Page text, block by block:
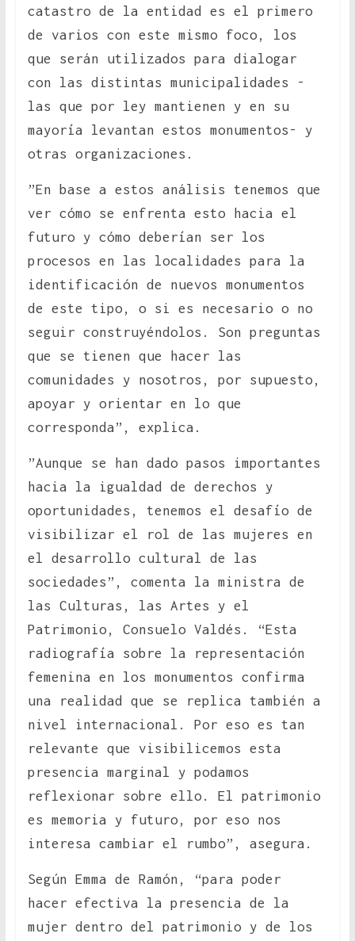
catastro de la entidad es el primero
de varios con este mismo foco, los
que serán utilizados para dialogar
con las distintas municipalidades -
las que por ley mantienen y en su
mayoría levantan estos monumentos- y
otras organizaciones.
”En base a estos análisis tenemos que
ver cómo se enfrenta esto hacia el
futuro y cómo deberían ser los
procesos en las localidades para la
identificación de nuevos monumentos
de este tipo, o si es necesario o no
seguir construyéndolos. Son preguntas
que se tienen que hacer las
comunidades y nosotros, por supuesto,
apoyar y orientar en lo que
corresponda”, explica.
”Aunque se han dado pasos importantes
hacia la igualdad de derechos y
oportunidades, tenemos el desafío de
visibilizar el rol de las mujeres en
el desarrollo cultural de las
sociedades”, comenta la ministra de
las Culturas, las Artes y el
Patrimonio, Consuelo Valdés. “Esta
radiografía sobre la representación
femenina en los monumentos confirma
una realidad que se replica también a
nivel internacional. Por eso es tan
relevante que visibilicemos esta
presencia marginal y podamos
reflexionar sobre ello. El patrimonio
es memoria y futuro, por eso nos
interesa cambiar el rumbo”, asegura.
Según Emma de Ramón, “para poder
hacer efectiva la presencia de la
mujer dentro del patrimonio y de los